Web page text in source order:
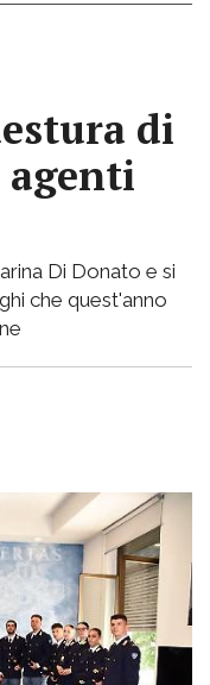
di
Di Donato e si
che quest'anno